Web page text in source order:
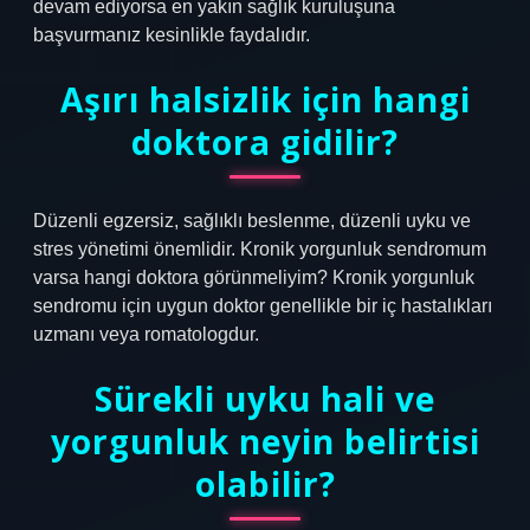
devam ediyorsa en yakın sağlık kuruluşuna
başvurmanız kesinlikle faydalıdır.
Aşırı halsizlik için hangi
doktora gidilir?
Düzenli egzersiz, sağlıklı beslenme, düzenli uyku ve
stres yönetimi önemlidir. Kronik yorgunluk sendromum
varsa hangi doktora görünmeliyim? Kronik yorgunluk
sendromu için uygun doktor genellikle bir iç hastalıkları
uzmanı veya romatologdur.
Sürekli uyku hali ve
yorgunluk neyin belirtisi
olabilir?